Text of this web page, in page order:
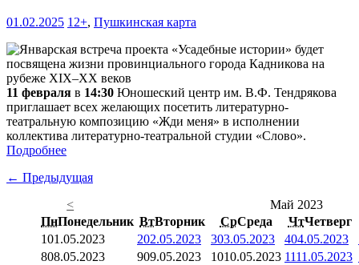
01.02.2025 12+, Пушкинская карта
11 февраля в 14:30 Юношеский центр им. В.Ф. Тендрякова
приглашает всех желающих посетить литературно-
театральную композицию «Жди меня» в исполнении
коллектива литературно-театральной студии «Слово».
Подробнее
← Предыдущая
<
Май 2023
ПнПонедельник ВтВторник СрСреда ЧтЧетверг
101.05.2023 202.05.2023 303.05.2023 404.05.2023
808.05.2023 909.05.2023 1010.05.2023 1111.05.2023